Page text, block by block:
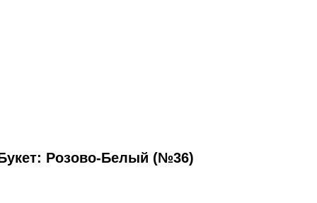
Розово-Белый (№36)